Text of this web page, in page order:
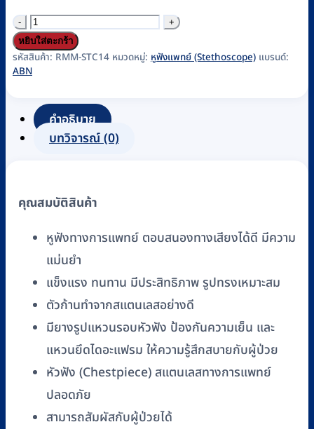
จำนวน
หู
ฟัง
แพทย์
ABN
รุ่น
(SS-
GY)
หยิบใส่ตะกร้า
รหัสสินค้า: RMM-STC14 หมวดหมู่: หูฟังแพทย์ (Stethoscope) แบรนด์:
ABN
คำอธิบาย
บทวิจารณ์ (0)
คุณสมบัติสินค้า
หูฟังทางการแพทย์ ตอบสนองทางเสียงได้ดี มีความ
แม่นยำ
แข็งแรง ทนทาน มีประสิทธิภาพ รูปทรงเหมาะสม
ตัวก้านทำจากสแตนเลสอย่างดี
มียางรูปแหวนรอบหัวฟัง ป้องกันความเย็น และ
แหวนยึดไดอะแฟรม ให้ความรู้สึกสบายกับผู้ป่วย
หัวฟัง (Chestpiece) สแตนเลสทางการแพทย์
ปลอดภัย
สามารถสัมผัสกับผู้ป่วยได้